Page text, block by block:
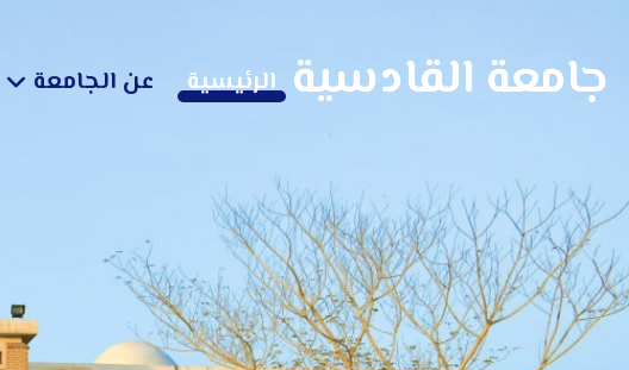
جامعة القادسية الرئيسية عن الجامعة